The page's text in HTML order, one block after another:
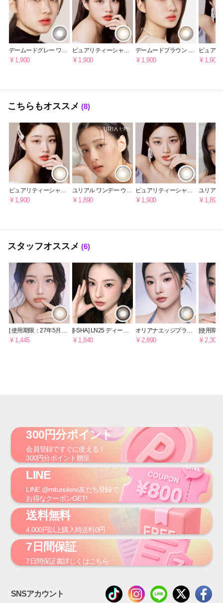
デームードグレー ワン
デー [1DAY]
¥ 1,900
ピュアリティーシャイ
ン ワンデー・ヘーゼル
¥ 1,900
デームードブラウン ワ
ンデー [1DAY]
¥ 1,900
ピュア
ン ワン
¥ 1,900
こちらもオススメ (8)
ピュアリティーシャイ
ン ワンデー・ヘーゼル
¥ 1,900
ユリアル ワンデー ウォ
ーターブラウン [1日用]
¥ 1,890
ピュアリティーシャイ
ン ワンデー・トープブ
¥ 1,900
ユリア
ー [1日用]
¥ 1,890
スタッフオススメ (6)
[ 使用期限：27年5月ま
で ] オリアナミューン 1
¥ 1,445
[I-SHA] LN25 ディープ
チョコ 【1ヶ月】
¥ 1,840
オリアナエッジプラス
1年用 シェードグレー
¥ 2,890
[使用期
で]オリ
¥ 2,300
300円分ポイント
会員登録ですぐに使える！
300円分ポイント贈呈
LINE
LINE @mitunolens友だち登録で
お得なクーポンGET!
送料無料
4,000円 以上購入時送料0円
7日間保証
7日間保証書詳しくはこちら
SNSアカウント